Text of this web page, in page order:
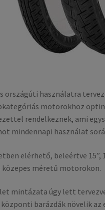
országúti használatra
motorokhoz
rendelkeznek, ami
mindennapi használat
elérhető, beleértve 15”,
méretű motorokon.
mintázata úgy lett
barázdák növelik